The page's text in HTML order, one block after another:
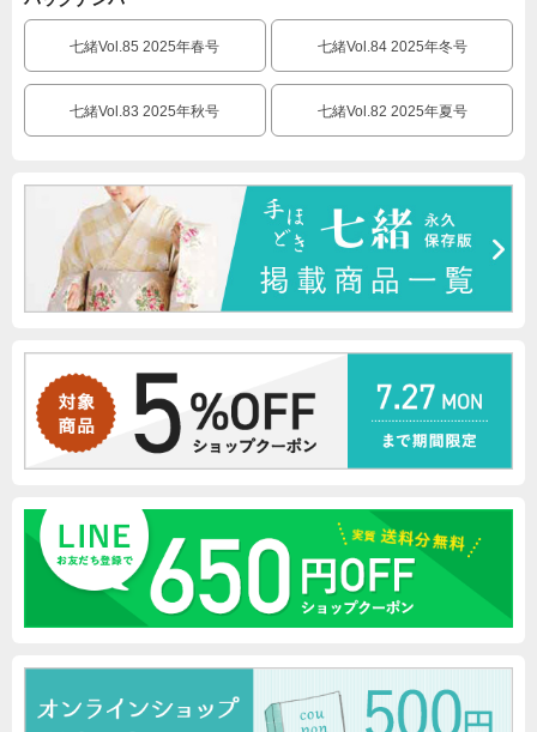
七緒Vol.85 2025年春号 七緒Vol.84 2025年冬号
七緒Vol.83 2025年秋号 七緒Vol.82 2025年夏号